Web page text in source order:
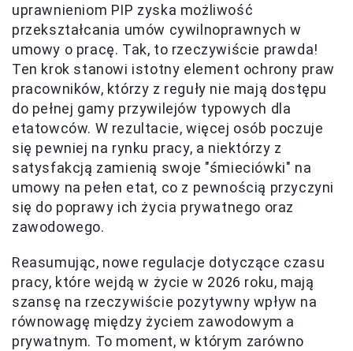
uprawnieniom PIP zyska możliwość
przekształcania umów cywilnoprawnych w
umowy o pracę. Tak, to rzeczywiście prawda!
Ten krok stanowi istotny element ochrony praw
pracowników, którzy z reguły nie mają dostępu
do pełnej gamy przywilejów typowych dla
etatowców. W rezultacie, więcej osób poczuje
się pewniej na rynku pracy, a niektórzy z
satysfakcją zamienią swoje "śmieciówki" na
umowy na pełen etat, co z pewnością przyczyni
się do poprawy ich życia prywatnego oraz
zawodowego.
Reasumując, nowe regulacje dotyczące czasu
pracy, które wejdą w życie w 2026 roku, mają
szansę na rzeczywiście pozytywny wpływ na
równowagę między życiem zawodowym a
prywatnym. To moment, w którym zarówno